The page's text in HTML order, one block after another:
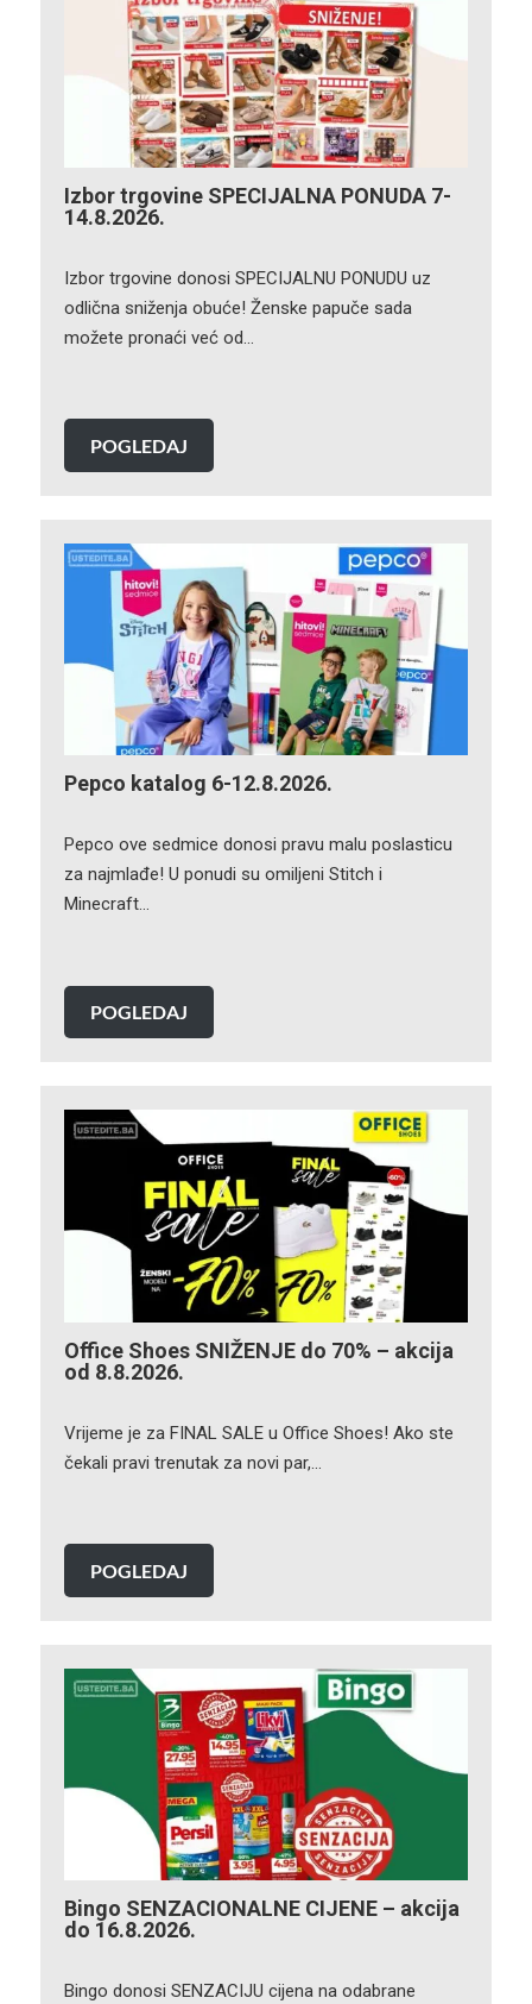
Izbor trgovine SPECIJALNA PONUDA 7-
14.8.2026.
Izbor trgovine donosi SPECIJALNU PONUDU uz
odlična sniženja obuće! Ženske papuče sada
možete pronaći već od…
POGLEDAJ
Pepco katalog 6-12.8.2026.
Pepco ove sedmice donosi pravu malu poslasticu
za najmlađe! U ponudi su omiljeni Stitch i
Minecraft…
POGLEDAJ
Office Shoes SNIŽENJE do 70% – akcija
od 8.8.2026.
Vrijeme je za FINAL SALE u Office Shoes! Ako ste
čekali pravi trenutak za novi par,…
POGLEDAJ
Bingo SENZACIONALNE CIJENE – akcija
do 16.8.2026.
Bingo donosi SENZACIJU cijena na odabrane